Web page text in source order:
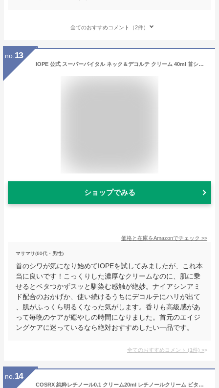
全てのおすすめコメント（2件）
no. 13
IOPE 公式 スーパーバイタル ネック＆デコルテ クリーム 40ml 首シワケアクリーム ナイアシンアミド配合 エイジングケア 保湿 ハリケア 年齢に応じたケア 韓国コスメ プレゼント
ショップでみる
価格と在庫をAmazonでチェック >>
マサマサ(60代・男性)
首のシワが気になり始めてIOPEを試してみましたが、これ本
当に良いです！こっくりした濃厚なクリームなのに、肌に乗
せるとベタつかずスッと馴染む感触が絶妙。ナイアシンアミ
ド配合のおかげか、使い続けるうちにデコルテにハリが出て
、肌がふっくら明るくなった気がします。香りも高級感があ
って毎晩のケアが癒やしの時間になりました。首元のエイジ
ングケアに迷っているなら絶対おすすめしたい一品です。
全てのおすすめコメント (1件) >
no. 14
COSRX 純粋レチノール0.1 クリーム20ml レチノールクリーム ビタミンE アラントイン ヒアルロン酸 パンテノール ピュアレチノール ハリ ツヤ 弾力 敏感肌 人体適用テスト済み コスアールエックス 韓国スキンケア 韓国化粧品